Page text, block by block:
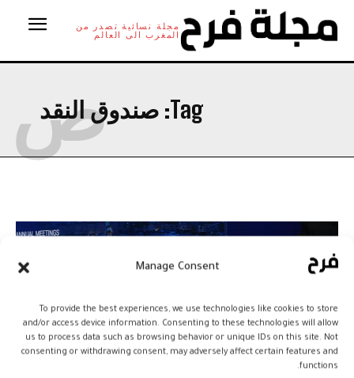
Manage Consent
To provide the best experiences, we use technologies like cookies to store
and/or access device information. Consenting to these technologies will allow
us to process data such as browsing behavior or unique IDs on this site. Not
consenting or withdrawing consent, may adversely affect certain features and
functions.
مجلة نسائية تصدر من
المغرب الى العالم
Tag: صندوق النقد
ص